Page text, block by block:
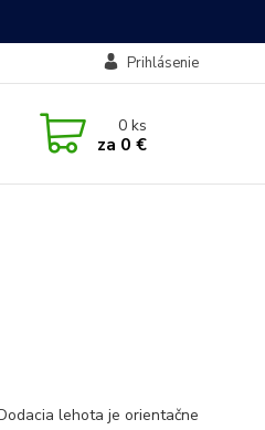
Prihlásenie
0ks
za 0 €
lehota je orientačne